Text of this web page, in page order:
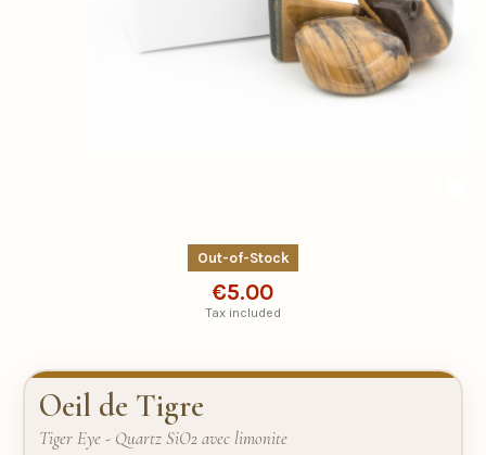
Out-of-Stock
€5.00
Tax included
Oeil de Tigre
Tiger Eye - Quartz SiO2 avec limonite